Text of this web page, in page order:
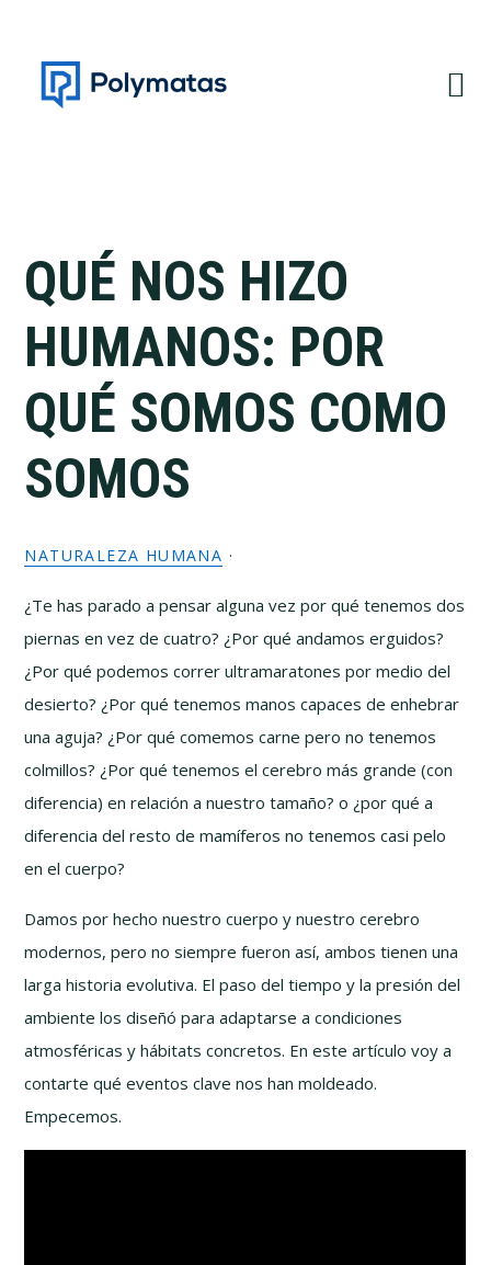
navegación
contenido
principal
QUÉ NOS HIZO
HUMANOS: POR
QUÉ SOMOS COMO
SOMOS
NATURALEZA HUMANA ·
¿Te has parado a pensar alguna vez por qué tenemos dos
piernas en vez de cuatro? ¿Por qué andamos erguidos?
¿Por qué podemos correr ultramaratones por medio del
desierto? ¿Por qué tenemos manos capaces de enhebrar
una aguja? ¿Por qué comemos carne pero no tenemos
colmillos? ¿Por qué tenemos el cerebro más grande (con
diferencia) en relación a nuestro tamaño? o ¿por qué a
diferencia del resto de mamíferos no tenemos casi pelo
en el cuerpo?
Damos por hecho nuestro cuerpo y nuestro cerebro
modernos, pero no siempre fueron así, ambos tienen una
larga historia evolutiva. El paso del tiempo y la presión del
ambiente los diseñó para adaptarse a condiciones
atmosféricas y hábitats concretos. En este artículo voy a
contarte qué eventos clave nos han moldeado.
Empecemos.